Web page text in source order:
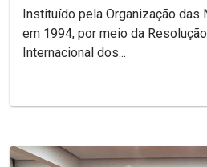
Instituído pela Organização das
em 1994, por meio da
Internacional dos...